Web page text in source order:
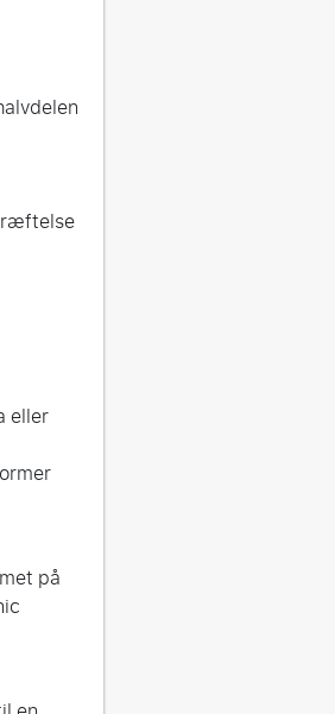
eller
på